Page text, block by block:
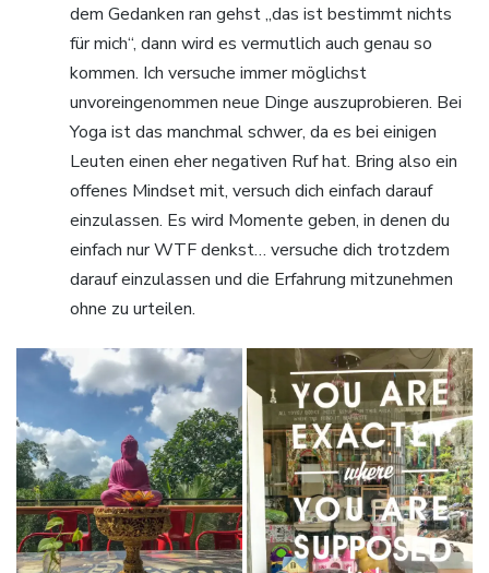
dem Gedanken ran gehst „das ist bestimmt nichts
für mich“, dann wird es vermutlich auch genau so
kommen. Ich versuche immer möglichst
unvoreingenommen neue Dinge auszuprobieren. Bei
Yoga ist das manchmal schwer, da es bei einigen
Leuten einen eher negativen Ruf hat. Bring also ein
offenes Mindset mit, versuch dich einfach darauf
einzulassen. Es wird Momente geben, in denen du
einfach nur WTF denkst… versuche dich trotzdem
darauf einzulassen und die Erfahrung mitzunehmen
ohne zu urteilen.